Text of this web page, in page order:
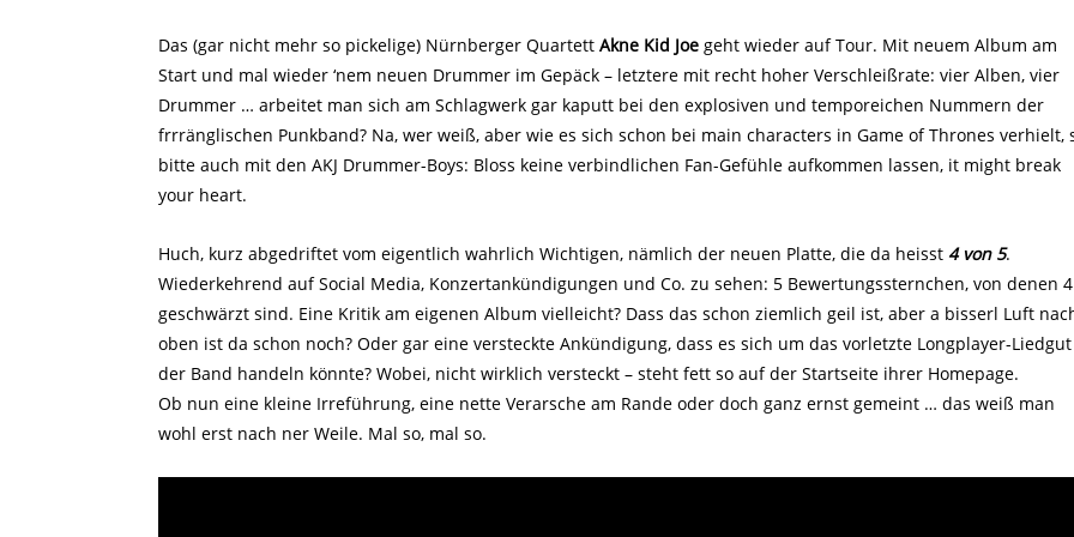
Das (gar nicht mehr so pickelige) Nürnberger Quartett Akne Kid Joe geht wieder auf Tour. Mit neuem Album am
Start und mal wieder ‘nem neuen Drummer im Gepäck – letztere mit recht hoher Verschleißrate: vier Alben, vier
Drummer … arbeitet man sich am Schlagwerk gar kaputt bei den explosiven und temporeichen Nummern der
frrränglischen Punkband? Na, wer weiß, aber wie es sich schon bei main characters in Game of Thrones verhielt,
bitte auch mit den AKJ Drummer-Boys: Bloss keine verbindlichen Fan-Gefühle aufkommen lassen, it might break
your heart.
Huch, kurz abgedriftet vom eigentlich wahrlich Wichtigen, nämlich der neuen Platte, die da heisst 4 von 5.
Wiederkehrend auf Social Media, Konzertankündigungen und Co. zu sehen: 5 Bewertungssternchen, von denen 4
geschwärzt sind. Eine Kritik am eigenen Album vielleicht? Dass das schon ziemlich geil ist, aber a bisserl Luft
oben ist da schon noch? Oder gar eine versteckte Ankündigung, dass es sich um das vorletzte Longplayer-Liedgut
der Band handeln könnte? Wobei, nicht wirklich versteckt – steht fett so auf der Startseite ihrer Homepage.
Ob nun eine kleine Irreführung, eine nette Verarsche am Rande oder doch ganz ernst gemeint … das weiß man
wohl erst nach ner Weile. Mal so, mal so.